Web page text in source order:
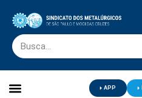
APP